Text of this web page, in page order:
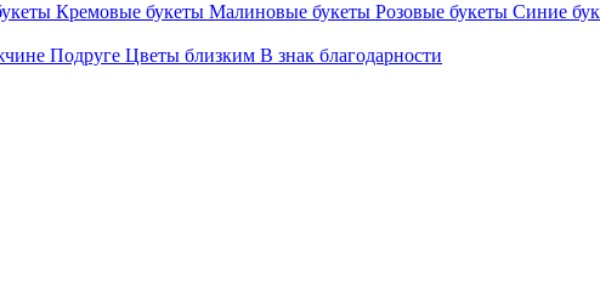
Кремовые букеты Малиновые букеты Розовые букеты Синие
Подруге Цветы близким В знак благодарности